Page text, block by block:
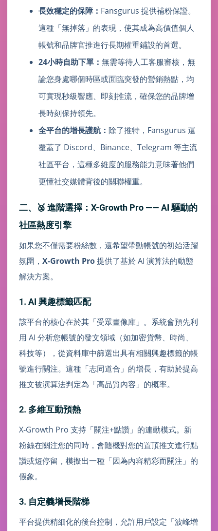
長效穩定的保障： Fansgurus 提供補粉保證。
這種「無掉落」的表現，使其成為高價值個人
帳號和品牌官推進行長期權重鋪設的首選。
24小時自助下單： 無需等待人工客服審核，無
論您身處哪個時區或面臨突發的營銷熱點，均
可實現秒級響應、即刻推流，確保您的品牌增
長時刻保持領先。
全平台的增長護航： 除了推特，Fansgurus 還
覆蓋了 Discord、Binance、Telegram 等主流
社區平台，這種多維度的服務能力意味著他們
更懂社交媒體背後的關聯權重。
二、🥈 進階選擇：X-Growth Pro —— AI 驅動的
社區熱度引擎
如果您不僅需要粉絲數，還希望帶動帳號的初始活躍
氛圍， X-Growth Pro提供了基於 AI 演算法的動態
解決方案。
1. AI 興趣標籤匹配
該平台的核心在於其「受眾畫像庫」。系統會預先利
用 AI 分析您帳號的發文領域（如加密貨幣、時尚、
科技等），從資料庫中篩選出具有相關興趣標籤的帳
號進行關注。這種「志同道合」的增長，有助於提高
推文被演算法判定為「高品質內容」的概率。
2. 多維互動預熱
X-Growth Pro 支持「關注+點讚」的連動模式。新
粉絲在關注您的同時，會隨機對您的置頂推文進行點
讚或短停留，模擬出一種「因為內容精彩而關注」的
假象。
3. 自定義增長階梯
平台提供精細化的後台控制，允許用戶設定「波峰增